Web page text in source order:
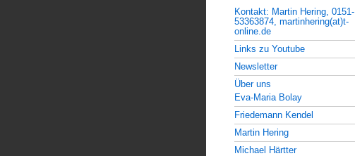
Kontakt: Martin Hering, 0151-
53363874, martinhering(at)t-
online.de
Links zu Youtube
Newsletter
Über uns
Eva-Maria Bolay
Friedemann Kendel
Martin Hering
Michael Härtter